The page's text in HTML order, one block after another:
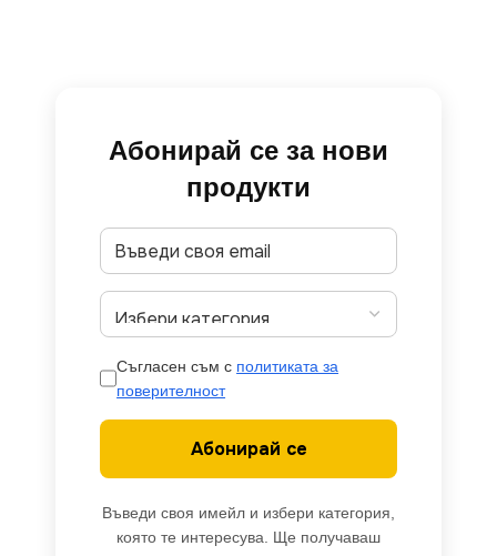
Абонирай се за нови
продукти
Съгласен съм с политиката за
поверителност
Абонирай се
Въведи своя имейл и избери категория,
която те интересува. Ще получаваш